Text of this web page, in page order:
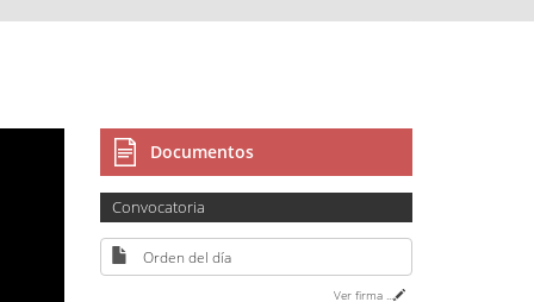
Documentos
Convocatoria
Orden del día
Ver firma